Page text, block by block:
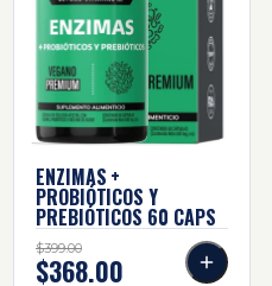
ENZIMAS +
PROBIÓTICOS Y
PREBIÓTICOS 60 CAPS
$399.00
$368.00